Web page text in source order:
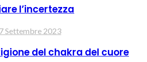
l’incertezza
Settembre 2023
del chakra del cuore